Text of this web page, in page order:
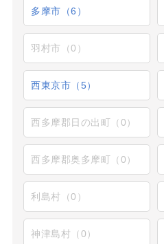
多摩市（6）
羽村市（0）
西東京市（5）
西多摩郡日の出町（0）
西多摩郡奥多摩町（0）
利島村（0）
神津島村（0）